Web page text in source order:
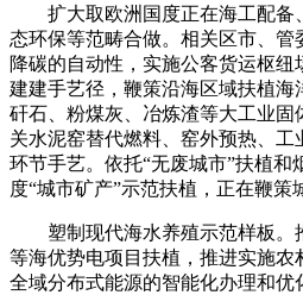
扩大取欧洲国度正在海工配备
态环保等范畴合做。相关区市、
降碳的自动性，实施公客货运枢
建建手艺径，鞭策沿海区域扶植
矸石、粉煤灰、冶炼渣等大工业
关水泥窑替代燃料、窑外预热、
环节手艺。依托“无废城市”扶植和
度“城市矿产”示范扶植，正在鞭策
塑制现代海水养殖示范样板。
等海优势电项目扶植，推进实施
全域分布式能源的智能化办理和优